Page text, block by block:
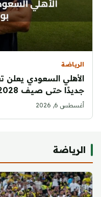
الرياضة
الأهلي السعودي يعلن
جديدًا حتى صيف 2028
أغسطس 6, 2026
الرياضة